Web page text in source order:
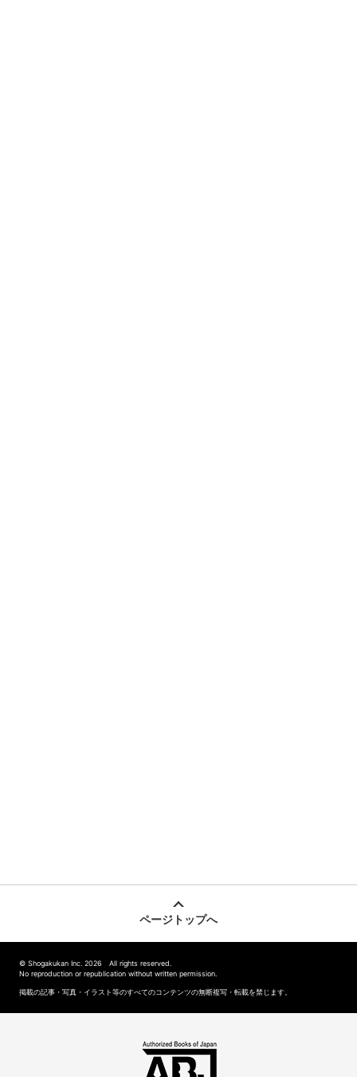
ページトップへ
© Shogakukan Inc. 2026 All rights reserved.
No reproduction or republication without written permission.
掲載の記事・写真・イラスト等のすべてのコンテンツの無断複写・転載を禁じます。